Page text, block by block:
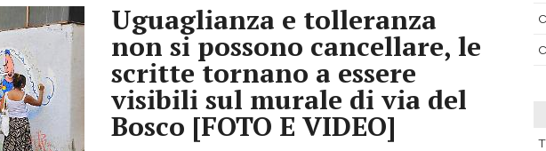
Uguaglianza e tolleranza
non si possono cancellare, le
scritte tornano a essere
visibili sul murale di via del
Bosco [FOTO E VIDEO]